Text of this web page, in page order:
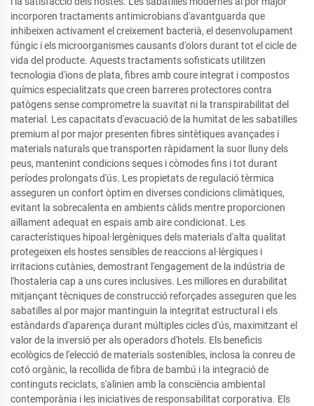
incorporen tractaments antimicrobians d'avantguarda que
inhibeixen activament el creixement bacterià, el desenvolupament
fúngic i els microorganismes causants d'olors durant tot el cicle de
vida del producte. Aquests tractaments sofisticats utilitzen
tecnologia d'ions de plata, fibres amb coure integrat i compostos
químics especialitzats que creen barreres protectores contra
patògens sense comprometre la suavitat ni la transpirabilitat del
material. Les capacitats d'evacuació de la humitat de les sabatilles
premium al por major presenten fibres sintètiques avançades i
materials naturals que transporten ràpidament la suor lluny dels
peus, mantenint condicions seques i còmodes fins i tot durant
períodes prolongats d'ús. Les propietats de regulació tèrmica
asseguren un confort òptim en diverses condicions climàtiques,
evitant la sobrecalenta en ambients càlids mentre proporcionen
aïllament adequat en espais amb aire condicionat. Les
característiques hipoal·lergèniques dels materials d'alta qualitat
protegeixen els hostes sensibles de reaccions al·lèrgiques i
irritacions cutànies, demostrant l'engagement de la indústria de
l'hostaleria cap a uns cures inclusives. Les millores en durabilitat
mitjançant tècniques de construcció reforçades asseguren que les
sabatilles al por major mantinguin la integritat estructural i els
estàndards d'aparença durant múltiples cicles d'ús, maximitzant el
valor de la inversió per als operadors d'hotels. Els beneficis
ecològics de l'elecció de materials sostenibles, inclosa la conreu de
cotó orgànic, la recollida de fibra de bambú i la integració de
continguts reciclats, s'alinien amb la consciència ambiental
contemporània i les iniciatives de responsabilitat corporativa. Els